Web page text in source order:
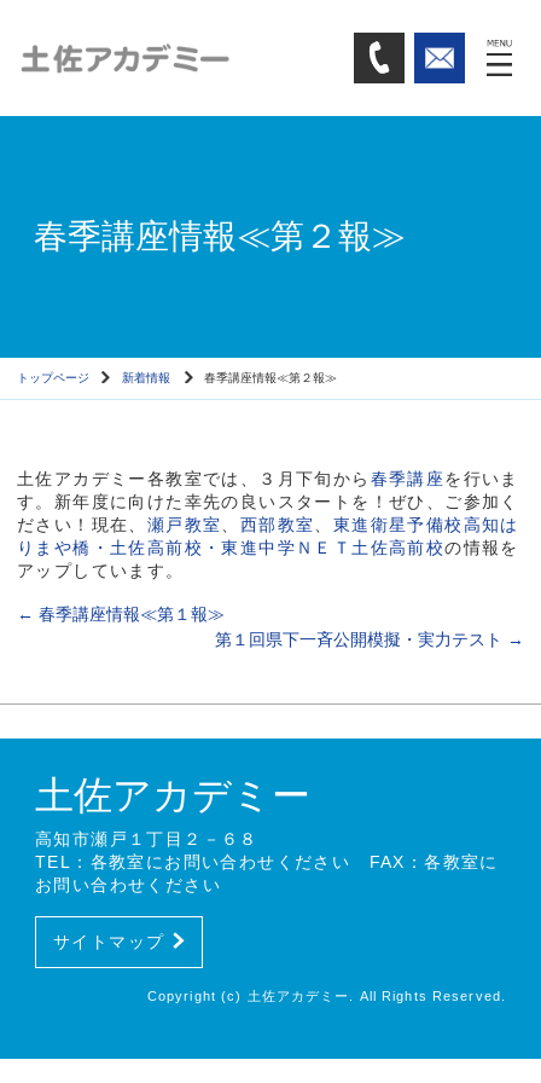
春季講座情報≪第２報≫
トップページ 新着情報 春季講座情報≪第２報≫
土佐アカデミー各教室では、３月下旬から 春季講座を行いま
す。新年度に向けた幸先の良いスタートを！ぜひ、ご参加く
ださい！現在、 瀬戸教室 西部教室
東進衛星予備校高知は
りまや橋・土佐高前校・東進中学ＮＥＴ土佐高前校の情報を
アップしています。
← 春季講座情報≪第１報≫
第１回県下一斉公開模擬・実力テスト →
土佐アカデミー
高知市瀬戸１丁目２－６８
TEL：各教室にお問い合わせください FAX：各教室に
お問い合わせください
サイトマップ
Copyright (c) 土佐アカデミー. All Rights Reserved.